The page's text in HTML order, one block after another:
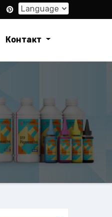
Контакт